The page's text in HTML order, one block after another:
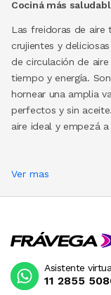
Cociná más
Las freidoras de
crujientes y
de circulación de
tiempo y energía.
hornear una amplia
perfectos y sin
aire ideal y empezá
Ver mas
Asistente
11 2855